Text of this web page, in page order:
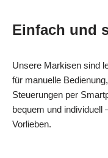
Einfach und
Unsere Markisen sind
für manuelle
Steuerungen per
bequem und individuell
Vorlieben.